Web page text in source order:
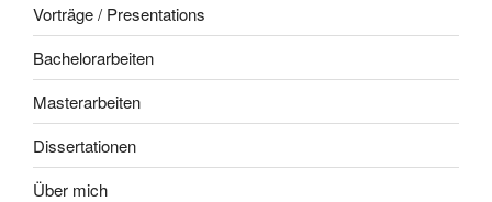
Vorträge / Presentations
Bachelorarbeiten
Masterarbeiten
Dissertationen
Über mich